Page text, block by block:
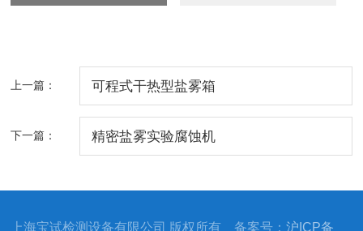
上一篇： 可程式干热型盐雾箱
下一篇： 精密盐雾实验腐蚀机
上海宝试检测设备有限公司 版权所有 备案号：沪ICP备